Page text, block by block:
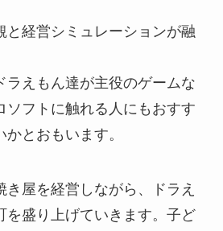
と経営シミュレーションが融
ラえもん達が主役のゲームな
ソフトに触れる人にもおすす
とおもいます。
き屋を経営しながら、ドラえ
を盛り上げていきます。子ど